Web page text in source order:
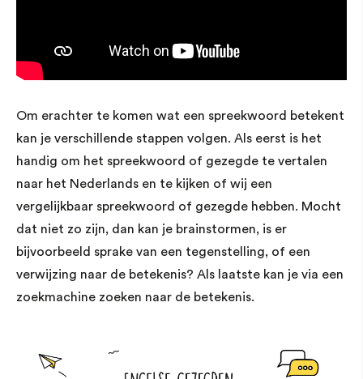
Om erachter te komen wat een spreekwoord betekent
kan je verschillende stappen volgen. Als eerst is het
handig om het spreekwoord of gezegde te vertalen
naar het Nederlands en te kijken of wij een
vergelijkbaar spreekwoord of gezegde hebben. Mocht
dat niet zo zijn, dan kan je brainstormen, is er
bijvoorbeeld sprake van een tegenstelling, of een
verwijzing naar de betekenis? Als laatste kan je via een
zoekmachine zoeken naar de betekenis.